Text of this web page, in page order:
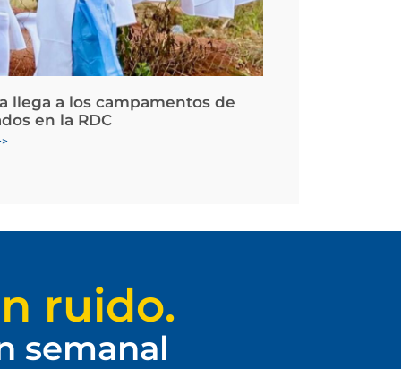
llega a los campamentos de
en la RDC
ruido.
semanal